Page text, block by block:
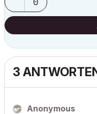
3
Anonymous